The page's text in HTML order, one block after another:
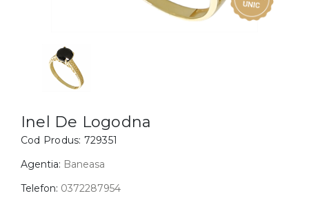
BIJUTERII COPII
Cercei
Bratari
Coliere
Lanturi
Inel De Logodna
Cod Produs: 729351
Agentia: Baneasa
Telefon: 0372287954